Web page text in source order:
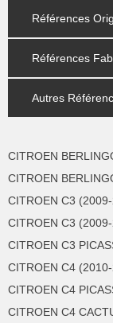
Références
Références
Autres
CITROEN
CITROEN
CITROEN C3
CITROEN C3
CITROEN C3
CITROEN C4
CITROEN C4
CITROEN C4